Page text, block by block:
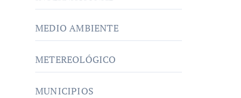
MEDIO AMBIENTE
METEREOLÓGICO
MUNICIPIOS